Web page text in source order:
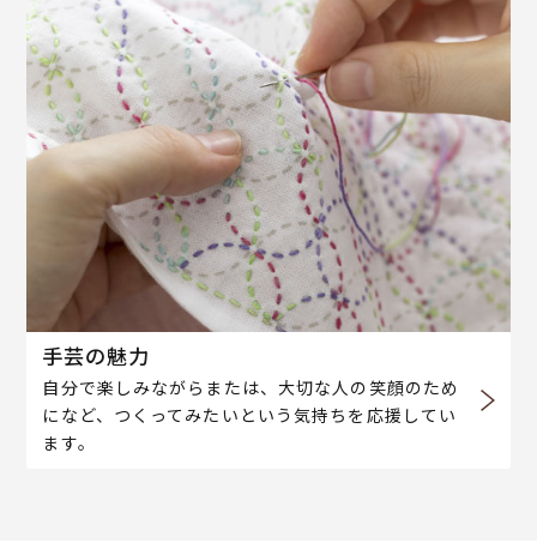
手芸の魅力
自分で楽しみながらまたは、大切な人の笑顔のため
になど、つくってみたいという気持ちを応援してい
ます。